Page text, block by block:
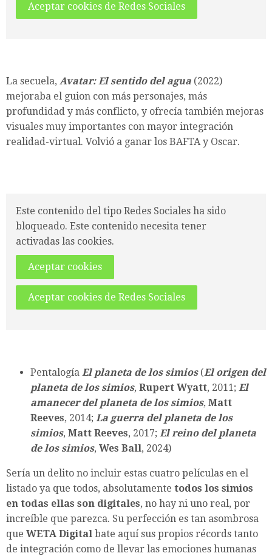
Aceptar cookies de Redes Sociales
La secuela, Avatar: El sentido del agua (2022)
mejoraba el guion con más personajes, más
profundidad y más conflicto, y ofrecía también mejoras
visuales muy importantes con mayor integración
realidad-virtual. Volvió a ganar los BAFTA y Oscar.
Este contenido del tipo Redes Sociales ha sido
bloqueado. Este contenido necesita tener
activadas las cookies.
Aceptar cookies
Aceptar cookies de Redes Sociales
Pentalogía El planeta de los simios(El origen del
planeta de los simios, Rupert Wyatt, 2011; El
amanecer del planeta de los simios, Matt
Reeves, 2014; La guerra del planeta de los
simios, Matt Reeves, 2017; El reino del planeta
de los simios, Wes Ball, 2024)
Sería un delito no incluir estas cuatro películas en el
listado ya que todos, absolutamente todos los simios
en todas ellas son digitales, no hay ni uno real, por
increíble que parezca. Su perfección es tan asombrosa
que WETA Digital bate aquí sus propios récords tanto
de integración como de llevar las emociones humanas